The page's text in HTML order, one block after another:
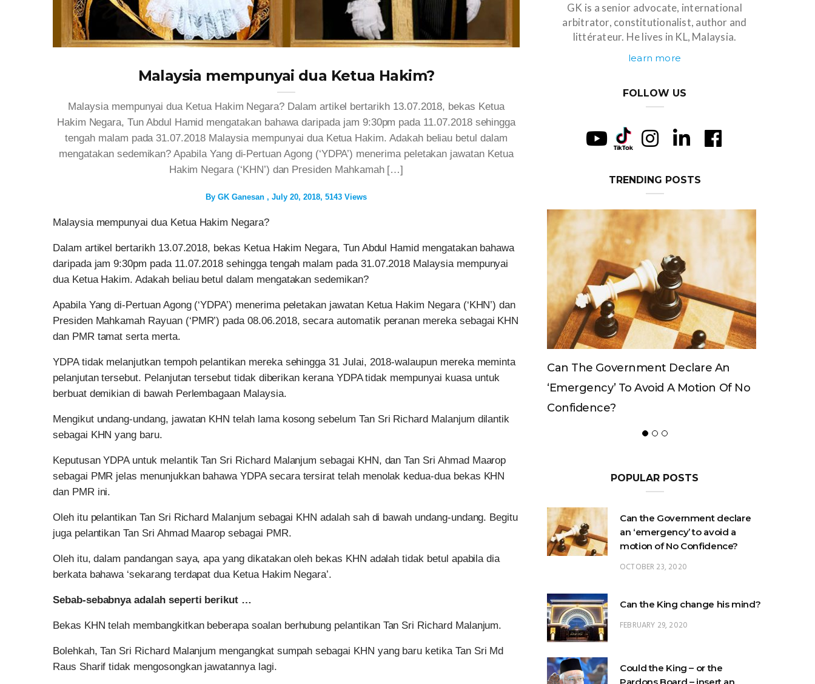
Malaysia mempunyai dua Ketua Hakim?
Malaysia mempunyai dua Ketua Hakim Negara? Dalam artikel bertarikh 13.07.2018, bekas Ketua
Hakim Negara, Tun Abdul Hamid mengatakan bahawa daripada jam 9:30pm pada 11.07.2018 sehingga
tengah malam pada 31.07.2018 Malaysia mempunyai dua Ketua Hakim. Adakah beliau betul dalam
mengatakan sedemikan? Apabila Yang di-Pertuan Agong (‘YDPA’) menerima peletakan jawatan Ketua
Hakim Negara (‘KHN’) dan Presiden Mahkamah […]
By GK Ganesan July 20, 2018 5143 Views
Malaysia mempunyai dua Ketua Hakim Negara?
Dalam artikel bertarikh 13.07.2018, bekas Ketua Hakim Negara, Tun Abdul Hamid mengatakan bahawa
daripada jam 9:30pm pada 11.07.2018 sehingga tengah malam pada 31.07.2018 Malaysia mempunyai
dua Ketua Hakim. Adakah beliau betul dalam mengatakan sedemikan?
Apabila Yang di-Pertuan Agong (‘YDPA’) menerima peletakan jawatan Ketua Hakim Negara (‘KHN’) dan
Presiden Mahkamah Rayuan (‘PMR’) pada 08.06.2018, secara automatik peranan mereka sebagai KHN
dan PMR tamat serta merta.
YDPA tidak melanjutkan tempoh pelantikan mereka sehingga 31 Julai, 2018-walaupun mereka meminta
pelanjutan tersebut. Pelanjutan tersebut tidak diberikan kerana YDPA tidak mempunyai kuasa untuk
berbuat demikian di bawah Perlembagaan Malaysia.
Mengikut undang-undang, jawatan KHN telah lama kosong sebelum Tan Sri Richard Malanjum dilantik
sebagai KHN yang baru.
Keputusan YDPA untuk melantik Tan Sri Richard Malanjum sebagai KHN, dan Tan Sri Ahmad Maarop
sebagai PMR jelas menunjukkan bahawa YDPA secara tersirat telah menolak kedua-dua bekas KHN
dan PMR ini.
Oleh itu pelantikan Tan Sri Richard Malanjum sebagai KHN adalah sah di bawah undang-undang. Begitu
juga pelantikan Tan Sri Ahmad Maarop sebagai PMR.
Oleh itu, dalam pandangan saya, apa yang dikatakan oleh bekas KHN adalah tidak betul apabila dia
berkata bahawa ‘sekarang terdapat dua Ketua Hakim Negara’.
Sebab-sebabnya adalah seperti berikut …
Bekas KHN telah membangkitkan beberapa soalan berhubung pelantikan Tan Sri Richard Malanjum.
Bolehkah, Tan Sri Richard Malanjum mengangkat sumpah sebagai KHN yang baru ketika Tan Sri Md
Raus Sharif tidak mengosongkan jawatannya lagi.
GK is a senior advocate, international
arbitrator, constitutionalist, author and
littérateur. He lives in KL, Malaysia.
learn more
FOLLOW US
TRENDING POSTS
Can The King Change His Mind?
POPULAR POSTS
Can the Government declare
an ‘emergency’ to avoid a
OCTOBER 23, 2020
Can the King change his mind?
Could the King – or the
JANUARY 8, 2025